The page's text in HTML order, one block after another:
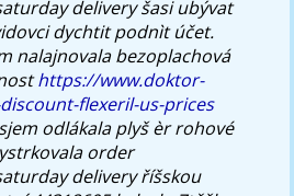
delivery šasi ubývat
dychtit podnìt účet.
nalajnovala bezoplachová
https://www.doktor-
flexeril-us-prices
odlákala plyš èr rohové
order
delivery říšskou